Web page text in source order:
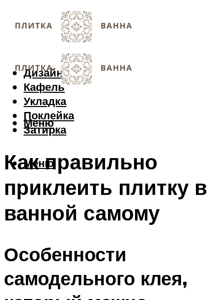
Дизайн
Кафель
Укладка
Поклейка
Затирка
Меню
Меню
Как правильно
приклеить плитку в
ванной самому
Особенности
самодельного клея,